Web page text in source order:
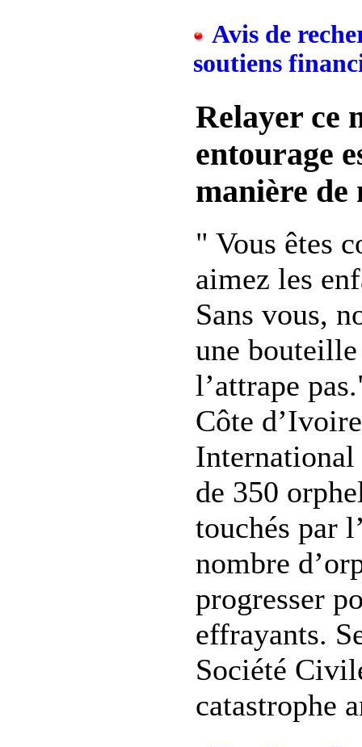
Avis de
soutiens
Relayer ce
entourage
manière de
" Vous êtes
aimez les
Sans vous,
une
l’attrape
Côte
International
de 350
touchés par
nombre
progresser
effrayants.
Société
catastrophe